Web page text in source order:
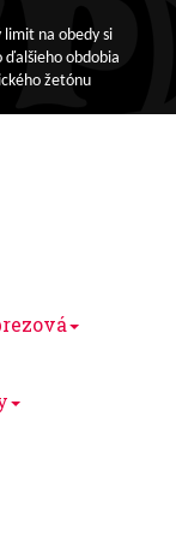
limit na obedy si
ďalšieho obdobia
žetónu